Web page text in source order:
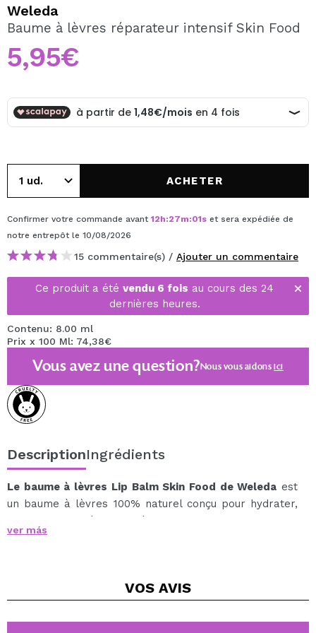
En créant un compte sur Maquibeauty.fr vous pourrez
effectuer vos achats rapidement, vérifier l'état de vos
commandes et consulter vos opérations précédentes.
CRÉER UN COMPTE
Weleda
Baume à lèvres réparateur intensif Skin Food
5,95€
ACHETER
Confirmer votre commande avant 12h:27m:01s et sera expédiée de
notre entrepôt le 10/08/2026
15 commentaire(s) / Ajouter un commentaire
Ce produit a été vendu 6 fois au cours des 24
dernières heures.
Contenu: 8.00 ml
Prix x 100 Ml: 74,38€
Vous avez une question?Nous vous aidonsici
DescriptionIngrédients
Le baume à lèvres Lip Balm Skin Food de Weleda est
un baume à lèvres 100% naturel conçu pour hydrater,
adoucir et protéger les lèvres, notamment contre les
conditions climatiques froides.
et de calendula, ingrédients reconnus pour leurs
À l'application, il fond en douceur sur les lèvres, les
ver más
VOS AVIS